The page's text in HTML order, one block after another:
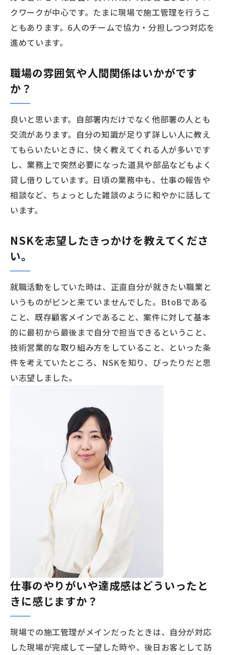
クワークが中心です。たまに現場で施工管理を行うこ
ともあります。6人のチームで協力・分担しつつ対応を
進めています。
職場の雰囲気や人間関係はいかがです
か？
良いと思います。自部署内だけでなく他部署の人とも
交流があります。自分の知識が足りず詳しい人に教え
てもらいたいときに、快く教えてくれる人が多いです
し、業務上で突然必要になった道具や部品などもよく
貸し借りしています。日頃の業務中も、仕事の報告や
相談など、ちょっとした雑談のように和やかに話して
います。
NSKを志望したきっかけを教えてくださ
い。
就職活動をしていた時は、正直自分が就きたい職業と
いうものがピンと来ていませんでした。BtoBである
こと、既存顧客メインであること、案件に対して基本
的に最初から最後まで自分で担当できるということ、
技術営業的な取り組み方をしていること、といった条
件を考えていたところ、NSKを知り、ぴったりだと思
い志望しました。
仕事のやりがいや達成感はどういったと
きに感じますか？
現場での施工管理がメインだったときは、自分が対応
した現場が完成して一望した時や、後日お客として訪